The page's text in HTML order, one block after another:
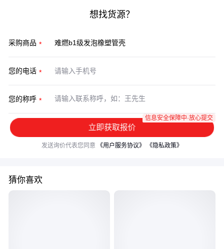
想找货源？
采购商品
您的电话
您的称呼
立即获取报价
信息安全保障中·放心提交
发送询价代表您同意 《用户服务协议》 《隐私政策》
猜你喜欢